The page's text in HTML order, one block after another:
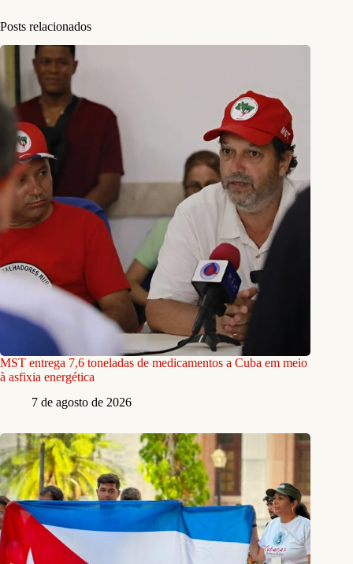
Posts relacionados
MST entrega 7,6 toneladas de medicamentos a Cuba em meio
à asfixia energética
7 de agosto de 2026